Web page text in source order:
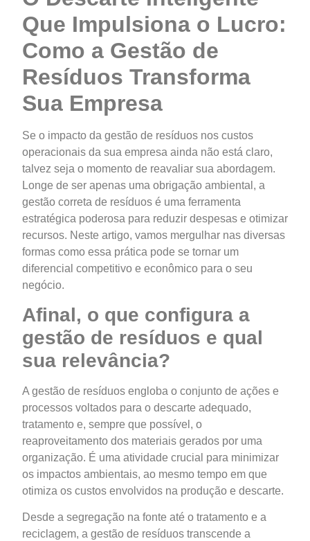
Que Impulsiona o Lucro:
Como a Gestão de
Resíduos Transforma
Sua Empresa
Se o impacto da gestão de resíduos nos custos
operacionais da sua empresa ainda não está claro,
talvez seja o momento de reavaliar sua abordagem.
Longe de ser apenas uma obrigação ambiental, a
gestão correta de resíduos é uma ferramenta
estratégica poderosa para reduzir despesas e otimizar
recursos. Neste artigo, vamos mergulhar nas diversas
formas como essa prática pode se tornar um
diferencial competitivo e econômico para o seu
negócio.
Afinal, o que configura a
gestão de resíduos e qual
sua relevância?
A gestão de resíduos engloba o conjunto de ações e
processos voltados para o descarte adequado,
tratamento e, sempre que possível, o
reaproveitamento dos materiais gerados por uma
organização. É uma atividade crucial para minimizar
os impactos ambientais, ao mesmo tempo em que
otimiza os custos envolvidos na produção e descarte.
Desde a segregação na fonte até o tratamento e a
reciclagem, a gestão de resíduos transcende a